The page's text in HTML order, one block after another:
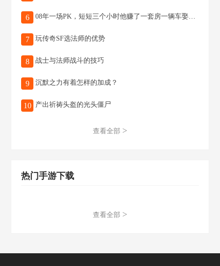
6 08年一场PK，短短三个小时他赚了一套房一辆车娶了个老婆
7 玩传奇SF选法师的优势
8 战士与法师战斗的技巧
9 沉默之力有着怎样的加成？
10 产出祈祷头盔的光头僵尸
查看全部 >
热门手游下载
查看全部 >